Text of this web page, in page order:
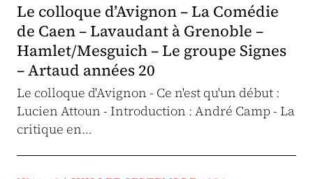
Le colloque d’Avignon – La Comédie
de Caen – Lavaudant à Grenoble –
Hamlet/Mesguich – Le groupe Signes
– Artaud années 20
Le colloque d'Avignon - Ce n'est qu'un début :
Lucien Attoun - Introduction : André Camp - La
critique en…